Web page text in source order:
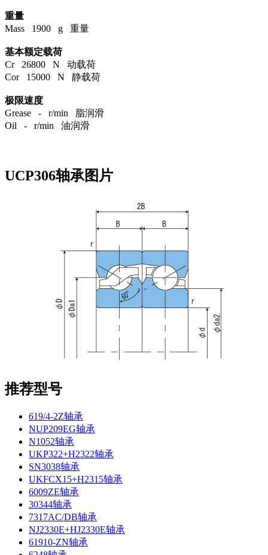
重量
Mass 1900 g 重量
基本额定载荷
Cr 26800 N 动载荷
Cor 15000 N 静载荷
极限速度
Grease - r/min 脂润滑
Oil - r/min 油润滑
UCP306轴承图片
推荐型号
619/4-2Z轴承
NUP209EG轴承
N1052轴承
UKP322+H2322轴承
SN3038轴承
UKFCX15+H2315轴承
6009ZE轴承
30344轴承
7317AC/DB轴承
NJ2330E+HJ2330E轴承
61910-ZN轴承